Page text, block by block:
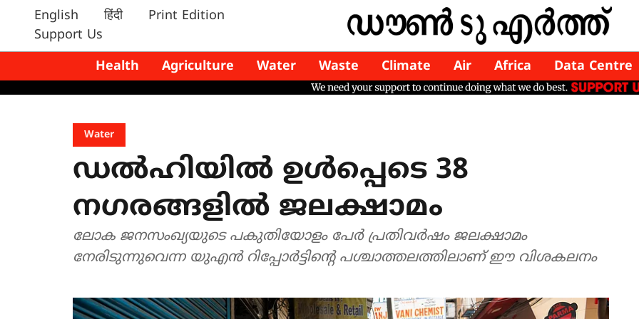
English हिंदी
Print Edition
Support Us
Health
Agriculture Water Waste Climate Air Africa Data Centre
Water
ഡൽഹിയിൽ ഉൾപ്പെടെ 38
നഗരങ്ങളിൽ ജലക്ഷാമം
ലോക ജനസംഖ്യയുടെ പകുതിയോളം പേർ പ്രതിവർഷം ജലക്ഷാമം
നേരിടുന്നുവെന്ന യുഎൻ റിപ്പോർട്ടിന്റെ പശ്ചാത്തലത്തിലാണ് ഈ വിശകലനം